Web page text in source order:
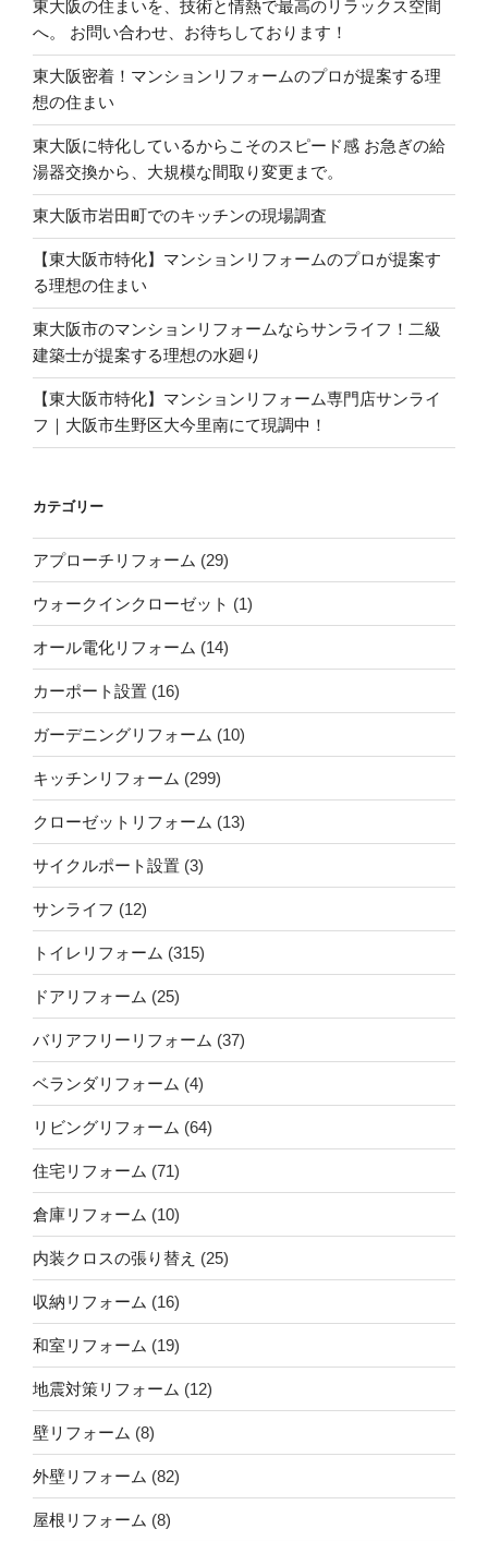
東大阪の住まいを、技術と情熱で最高のリラックス空間
へ。 お問い合わせ、お待ちしております！
東大阪密着！マンションリフォームのプロが提案する理
想の住まい
東大阪に特化しているからこそのスピード感 お急ぎの給
湯器交換から、大規模な間取り変更まで。
東大阪市岩田町でのキッチンの現場調査
【東大阪市特化】マンションリフォームのプロが提案す
る理想の住まい
東大阪市のマンションリフォームならサンライフ！二級
建築士が提案する理想の水廻り
【東大阪市特化】マンションリフォーム専門店サンライ
フ｜大阪市生野区大今里南にて現調中！
カテゴリー
アプローチリフォーム (29)
ウォークインクローゼット (1)
オール電化リフォーム (14)
カーポート設置 (16)
ガーデニングリフォーム (10)
キッチンリフォーム (299)
クローゼットリフォーム (13)
サイクルポート設置 (3)
サンライフ (12)
トイレリフォーム (315)
ドアリフォーム (25)
バリアフリーリフォーム (37)
ベランダリフォーム (4)
リビングリフォーム (64)
住宅リフォーム (71)
倉庫リフォーム (10)
内装クロスの張り替え (25)
収納リフォーム (16)
和室リフォーム (19)
地震対策リフォーム (12)
壁リフォーム (8)
外壁リフォーム (82)
屋根リフォーム (8)